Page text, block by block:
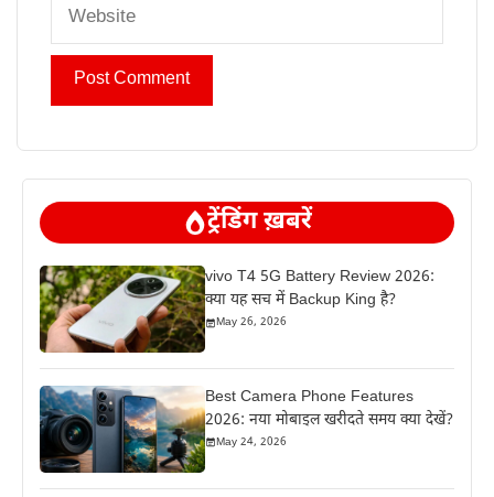
ट्रेंडिंग ख़बरें
vivo T4 5G Battery Review 2026:
क्या यह सच में Backup King है?
May 26, 2026
Best Camera Phone Features
2026: नया मोबाइल खरीदते समय क्या देखें?
May 24, 2026